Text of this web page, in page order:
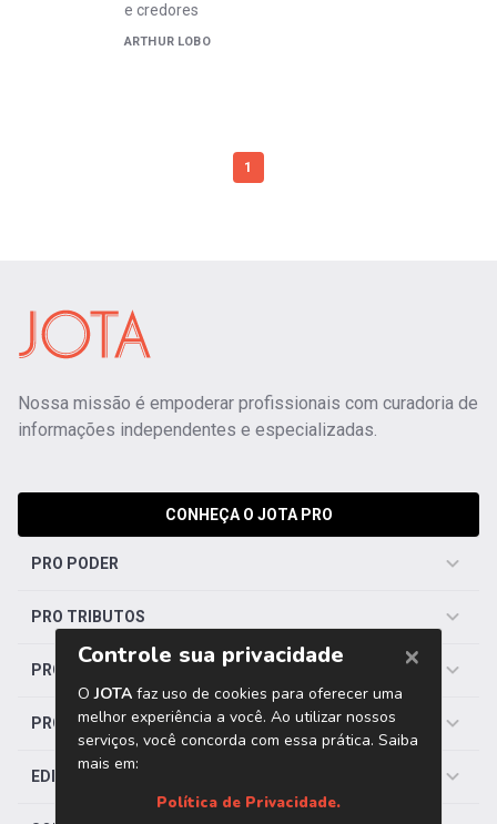
e credores
ARTHUR LOBO
1
Nossa missão é empoderar profissionais com curadoria de
informações independentes e especializadas.
CONHEÇA O JOTA PRO
PRO PODER
PRO TRIBUTOS
PRO TRABALHISTA
PRO SAÚDE
EDITORIAS